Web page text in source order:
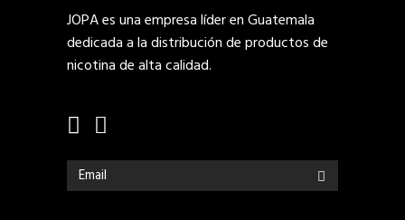
JOPA es una empresa líder en Guatemala
dedicada a la distribución de productos de
nicotina de alta calidad.